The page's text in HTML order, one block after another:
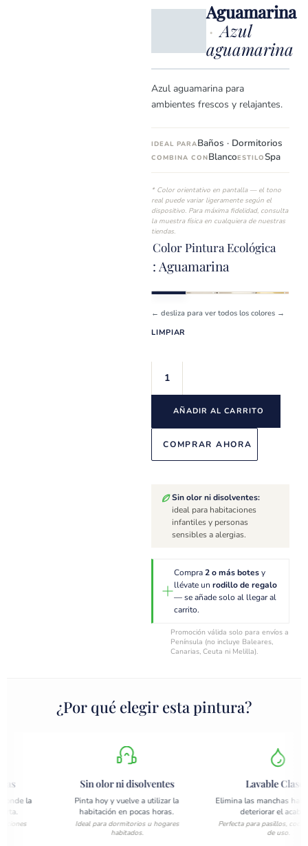
Aguamarina
· Azul
aguamarina
Azul aguamarina para
ambientes frescos y relajantes.
IDEAL PARABaños · Dormitorios
COMBINA CONBlancoESTILOSpa
* Color orientativo en pantalla — el tono
real puede variar ligeramente según el
dispositivo. Para máxima fidelidad, consulta
la muestra física en cualquiera de nuestras
tiendas.
Color Pintura Ecológica
: Aguamarina
← desliza para ver todos los colores →
LIMPIAR
AÑADIR AL CARRITO
COMPRAR AHORA
Sin olor ni disolventes:
ideal para habitaciones
infantiles y personas
sensibles a alergias.
Compra2 o más botesy
llévate unrodillo de regalo
— se añade solo al llegar al
carrito.
Promoción válida solo para envíos a
Península (no incluye Baleares,
Canarias, Ceuta ni Melilla).
¿Por qué elegir esta pintura?
la
Sin olor ni disolventes
Pinta hoy y vuelve a utilizar la
habitación en pocas horas.
Ideal para dormitorios u hogares
habitados.
Lavable Clase 2
Elimina las manchas
deteriorar el acabado.
Perfecta para pasillos, cocinas y
de uso.